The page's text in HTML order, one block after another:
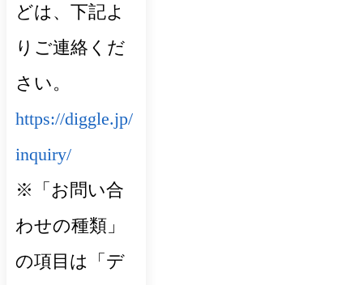
どは、下記よ
りご連絡くだ
さい。
https://diggle.jp/
inquiry/
※「お問い合
わせの種類」
の項目は「デ